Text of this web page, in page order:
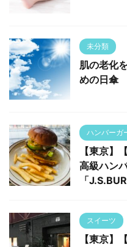
未分類
肌の老化
めの日傘
ハンバーガ
【東京】
高級ハン
「
スイーツ
【東京】